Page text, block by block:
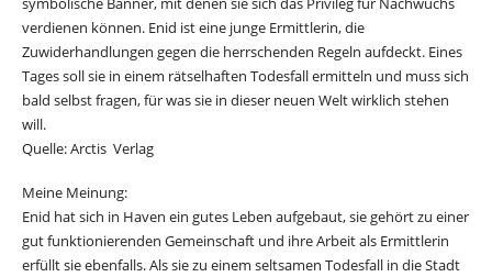
verdienen können. Enid ist eine junge Ermittlerin, die
Zuwiderhandlungen gegen die herrschenden Regeln aufdeckt. Eines
Tages soll sie in einem rätselhaften Todesfall ermitteln und muss sich
bald selbst fragen, für was sie in dieser neuen Welt wirklich stehen
will.
Quelle: Arctis Verlag
Meine Meinung:
Enid hat sich in Haven ein gutes Leben aufgebaut, sie gehört zu einer
gut funktionierenden Gemeinschaft und ihre Arbeit als Ermittlerin
erfüllt sie ebenfalls. Als sie zu einem seltsamen Todesfall in die Stadt